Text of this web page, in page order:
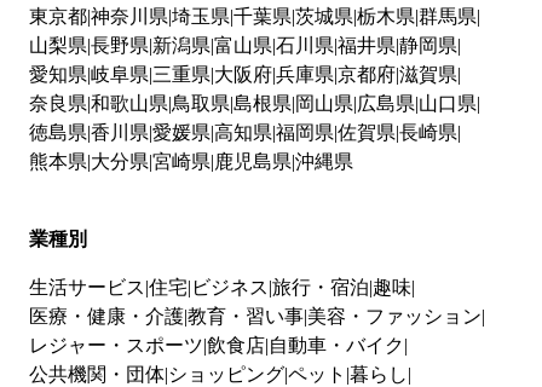
東京都神奈川県 埼玉県 千葉県 茨城県 栃木県 群馬県
山梨県 長野県 新潟県 富山県 石川県 福井県 静岡県
愛知県 岐阜県 三重県 大阪府兵庫県 京都府滋賀県
奈良県 和歌山県 鳥取県 島根県 岡山県 広島県 山口県
徳島県 香川県 愛媛県 高知県 福岡県 佐賀県 長崎県
熊本県 大分県 宮崎県 鹿児島県 沖縄県
業種別
生活サービス 住宅 ビジネス 旅行・宿泊 趣味
医療・健康・介護教育・習い事 美容・ファッション
レジャー・スポーツ 飲食店 自動車・バイク
公共機関・団体 ショッピングペット 暮らし